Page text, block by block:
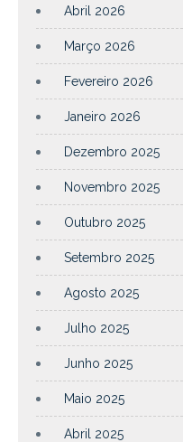
Abril 2026
Março 2026
Fevereiro 2026
Janeiro 2026
Dezembro 2025
Novembro 2025
Outubro 2025
Setembro 2025
Agosto 2025
Julho 2025
Junho 2025
Maio 2025
Abril 2025